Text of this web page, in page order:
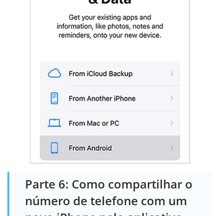
Parte 6: Como compartilhar o
número de telefone com um